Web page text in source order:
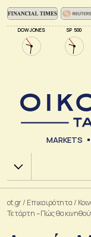
DOW JONES SP 500
MARKETS
Χ.Α.
ot.gr/ Επικαιρότητα /
Τετάρτη – Πώς θα